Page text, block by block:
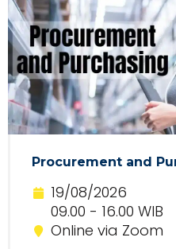
Procurement and
19/08/2026
09.00 - 16.00 WIB
Online via Zoom